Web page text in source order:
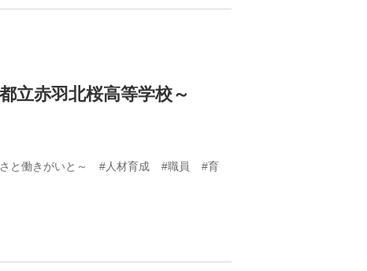
立赤羽北桜高等学校～
と働きがいと～ #人材育成 #職員
#育